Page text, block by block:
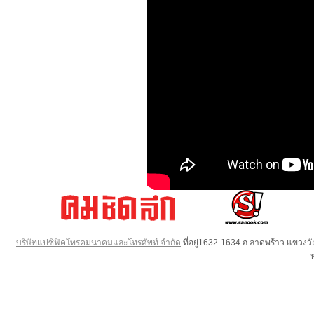
บริษัทแปซิฟิคโทรคมนาคมและโทรศัพท์ จำกัด ที่อยู่1632-1634 ถ.ลาดพร้าว แขวง